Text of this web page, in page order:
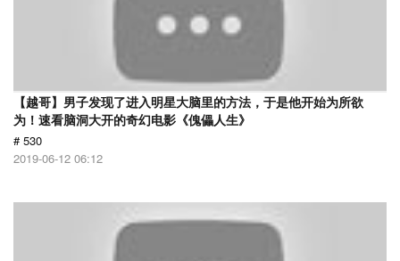
【越哥】男子发现了进入明星大脑里的方法，于是他开始为所欲
为！速看脑洞大开的奇幻电影《傀儡人生》
# 530
2019-06-12 06:12